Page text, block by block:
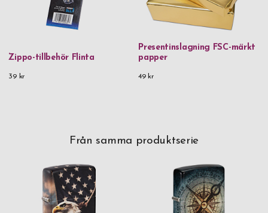
Zippo-tillbehör Flinta
39 kr
Presentinslagning FSC-märkt
papper
49 kr
Från samma produktserie